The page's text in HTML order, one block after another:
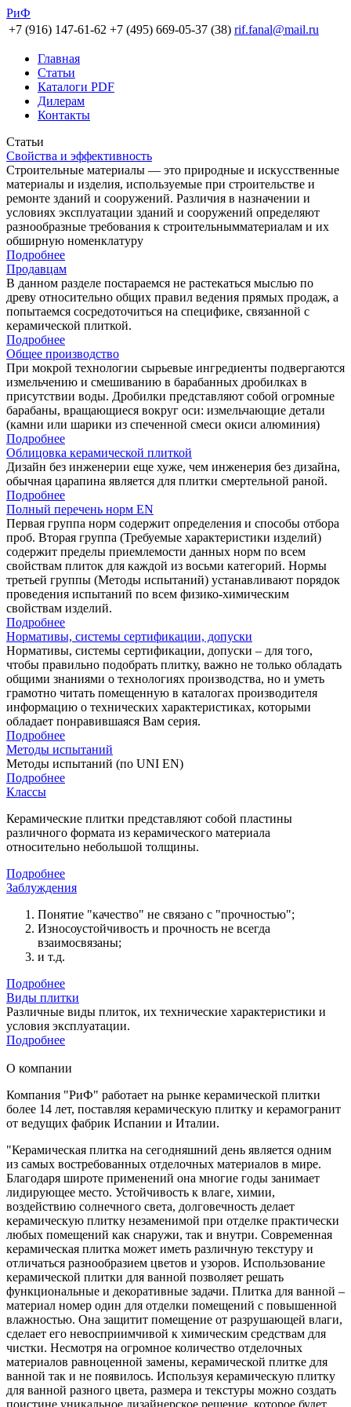
РиФ
+7 (916) 147-61-62 +7 (495) 669-05-37 (38) rif.fanal@mail.ru
Главная
Статьи
Каталоги PDF
Дилерам
Контакты
Статьи
Свойства и эффективность
Строительные материалы — это природные и искусственные
материалы и изделия, используемые при строительстве и
ремонте зданий и сооружений. Различия в назначении и
условиях эксплуатации зданий и сооружений определяют
разнообразные требования к строительнымматериалам и их
обширную номенклатуру
Подробнее
Продавцам
В данном разделе постараемся не растекаться мыслью по
древу относительно общих правил ведения прямых продаж, а
попытаемся сосредоточиться на специфике, связанной с
керамической плиткой.
Подробнее
Общее производство
При мокрой технологии сырьевые ингредиенты подвергаются
измельчению и смешиванию в барабанных дробилках в
присутствии воды. Дробилки представляют собой огромные
барабаны, вращающиеся вокруг оси: измельчающие детали
(камни или шарики из спеченной смеси окиси алюминия)
Подробнее
Облицовка керамической плиткой
Дизайн без инженерии еще хуже, чем инженерия без дизайна,
обычная царапина является для плитки смертельной раной.
Подробнее
Полный перечень норм EN
Первая группа норм содержит определения и способы отбора
проб. Вторая группа (Требуемые характеристики изделий)
содержит пределы приемлемости данных норм по всем
свойствам плиток для каждой из восьми категорий. Нормы
третьей группы (Методы испытаний) устанавливают порядок
проведения испытаний по всем физико-химическим
свойствам изделий.
Подробнее
Нормативы, системы сертификации, допуски
Нормативы, системы сертификации, допуски – для того,
чтобы правильно подобрать плитку, важно не только обладать
общими знаниями о технологиях производства, но и уметь
грамотно читать помещенную в каталогах производителя
информацию о технических характеристиках, которыми
обладает понравившаяся Вам серия.
Подробнее
Методы испытаний
Методы испытаний (по UNI EN)
Подробнее
Классы
Керамические плитки представляют собой пластины
различного формата из керамического материала
относительно небольшой толщины.
Подробнее
Заблуждения
Понятие "качество" не связано с "прочностью";
Износоустойчивость и прочность не всегда
взаимосвязаны;
и т.д.
Подробнее
Виды плитки
Различные виды плиток, их технические характеристики и
условия эксплуатации.
Подробнее
О компании
Компания "РиФ" работает на рынке керамической плитки
более 14 лет, поставляя керамическую плитку и керамогранит
от ведущих фабрик Испании и Италии.
"Керамическая плитка на сегодняшний день является одним
из самых востребованных отделочных материалов в мире.
Благодаря широте применений она многие годы занимает
лидирующее место. Устойчивость к влаге, химии,
воздействию солнечного света, долговечность делает
керамическую плитку незаменимой при отделке практически
любых помещений как снаружи, так и внутри. Современная
керамическая плитка может иметь различную текстуру и
отличаться разнообразием цветов и узоров. Использование
керамической плитки для ванной позволяет решать
функциональные и декоративные задачи. Плитка для ванной –
материал номер один для отделки помещений с повышенной
влажностью. Она защитит помещение от разрушающей влаги,
сделает его невосприимчивой к химическим средствам для
чистки. Несмотря на огромное количество отделочных
материалов равноценной замены, керамической плитке для
ванной так и не появилось. Используя керамическую плитку
для ванной разного цвета, размера и текстуры можно создать
поистине уникальное дизайнерское решение, которое будет